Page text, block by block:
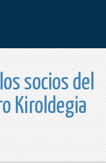
socios del
Kiroldegia